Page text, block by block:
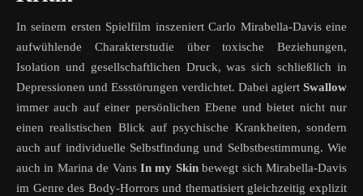
In seinem ersten Spielfilm inszeniert Carlo Mirabella-Davis eine
aufwühlende Charakterstudie über toxische Beziehungen,
Isolation und gesellschaftlichen Druck, was sich schließlich in
Depressionen und Essstörungen verdichtet. Dabei agiert Swallow
immer auch auf einer persönlichen Ebene und bietet nicht nur
einen realistischen Blick auf psychische Krankheiten, sondern
auch auf individuelle Selbstfindung und Selbstbestimmung. Wie
auch in Marina de Vans In my Skinbewegt sich Mirabella-Davis
im Genre des Body-Horrors und thematisiert gleichzeitig explizit